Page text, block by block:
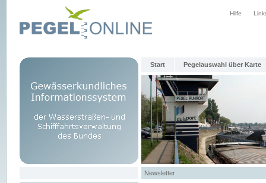
Hilfe
Start Pegelauswahl über Karte
Newsletter